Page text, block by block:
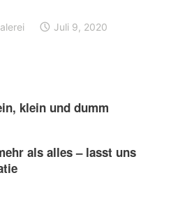
Juli 9, 2020
klein und dumm
als alles – lasst uns